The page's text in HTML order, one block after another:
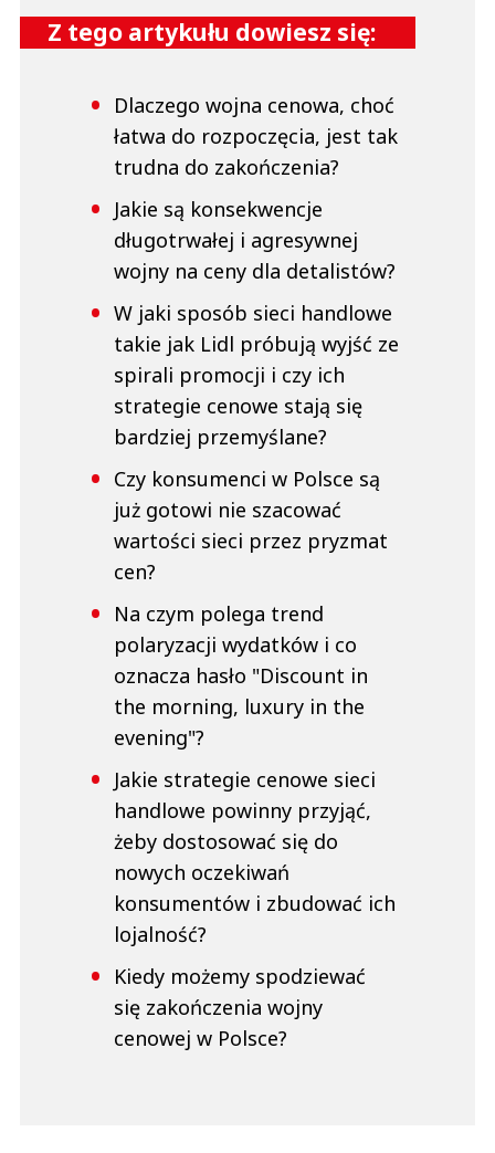
Z tego artykułu dowiesz się:
Dlaczego wojna cenowa, choć
łatwa do rozpoczęcia, jest tak
trudna do zakończenia?
Jakie są konsekwencje
długotrwałej i agresywnej
wojny na ceny dla detalistów?
W jaki sposób sieci handlowe
takie jak Lidl próbują wyjść ze
spirali promocji i czy ich
strategie cenowe stają się
bardziej przemyślane?
Czy konsumenci w Polsce są
już gotowi nie szacować
wartości sieci przez pryzmat
cen?
Na czym polega trend
polaryzacji wydatków i co
oznacza hasło "Discount in
the morning, luxury in the
evening"?
Jakie strategie cenowe sieci
handlowe powinny przyjąć,
żeby dostosować się do
nowych oczekiwań
konsumentów i zbudować ich
lojalność?
Kiedy możemy spodziewać
się zakończenia wojny
cenowej w Polsce?